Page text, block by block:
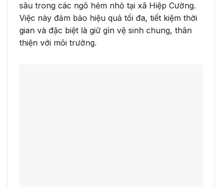
sâu trong các ngõ hẻm nhỏ tại xã Hiệp Cường.
Việc này đảm bảo hiệu quả tối đa, tiết kiệm thời
gian và đặc biệt là giữ gìn vệ sinh chung, thân
thiện với môi trường.